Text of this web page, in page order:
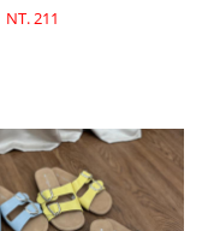
NT. 211